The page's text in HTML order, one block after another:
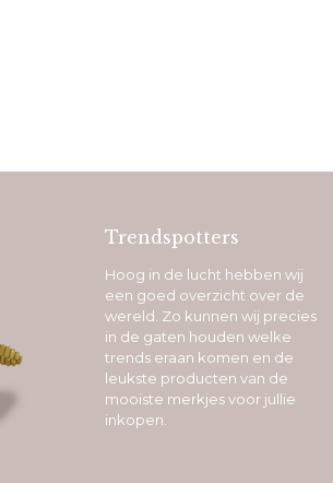
Trendspotters
Hoog in de lucht hebben wij
een goed overzicht over de
wereld. Zo kunnen wij precies
in de gaten houden welke
trends eraan komen en de
leukste producten van de
mooiste merkjes voor jullie
inkopen.